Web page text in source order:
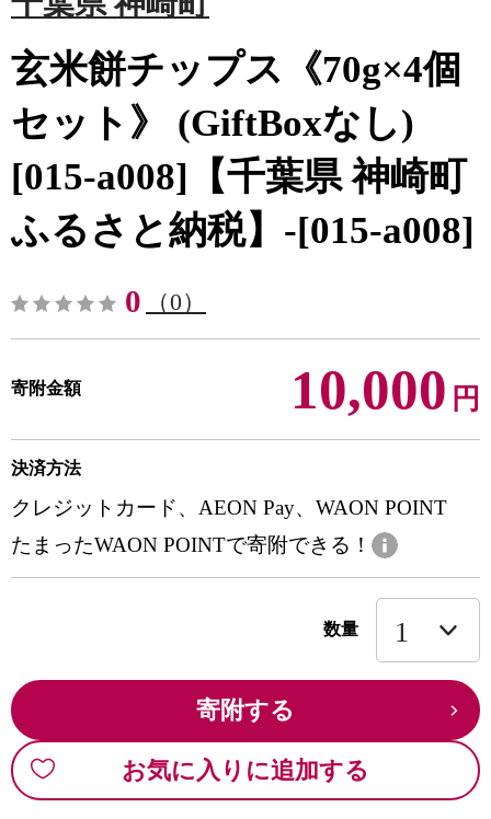
玄米餅チップス《70g×4個
セット》 (GiftBoxなし)
[015-a008]【千葉県 神崎町
ふるさと納税】-[015-a008]
0 （0）
寄附金額 10,000 円
決済方法
クレジットカード、AEON Pay、WAON POINT
たまったWAON POINTで寄附できる！
数量
寄附する
お気に入りに追加する